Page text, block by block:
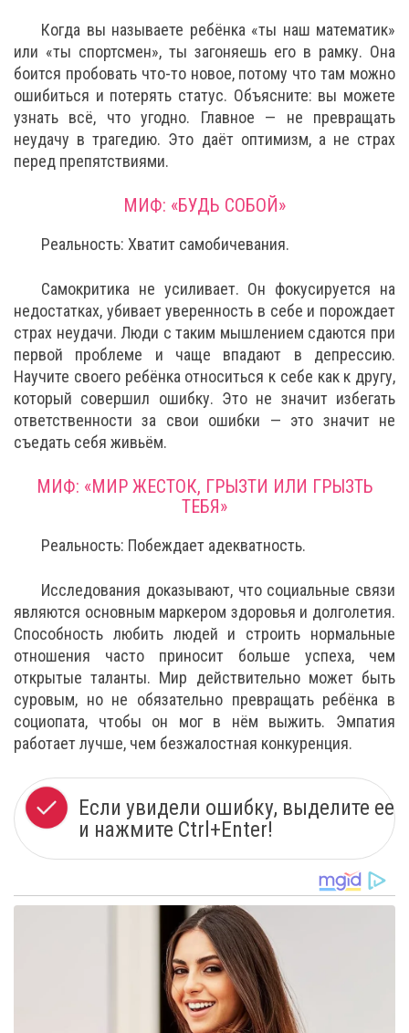
Когда вы называете ребёнка «ты наш математик»
или «ты спортсмен», ты загоняешь его в рамку. Она
боится пробовать что-то новое, потому что там можно
ошибиться и потерять статус. Объясните: вы можете
узнать всё, что угодно. Главное — не превращать
неудачу в трагедию. Это даёт оптимизм, а не страх
перед препятствиями.
МИФ: «БУДЬ СОБОЙ»
Реальность: Хватит самобичевания.
Самокритика не усиливает. Он фокусируется на
недостатках, убивает уверенность в себе и порождает
страх неудачи. Люди с таким мышлением сдаются при
первой проблеме и чаще впадают в депрессию.
Научите своего ребёнка относиться к себе как к другу,
который совершил ошибку. Это не значит избегать
ответственности за свои ошибки — это значит не
съедать себя живьём.
МИФ: «МИР ЖЕСТОК, ГРЫЗТИ ИЛИ ГРЫЗТЬ
ТЕБЯ»
Реальность: Побеждает адекватность.
Исследования доказывают, что социальные связи
являются основным маркером здоровья и долголетия.
Способность любить людей и строить нормальные
отношения часто приносит больше успеха, чем
открытые таланты. Мир действительно может быть
суровым, но не обязательно превращать ребёнка в
социопата, чтобы он мог в нём выжить. Эмпатия
работает лучше, чем безжалостная конкуренция.
Если увидели ошибку, выделите ее
и нажмите Ctrl+Enter!